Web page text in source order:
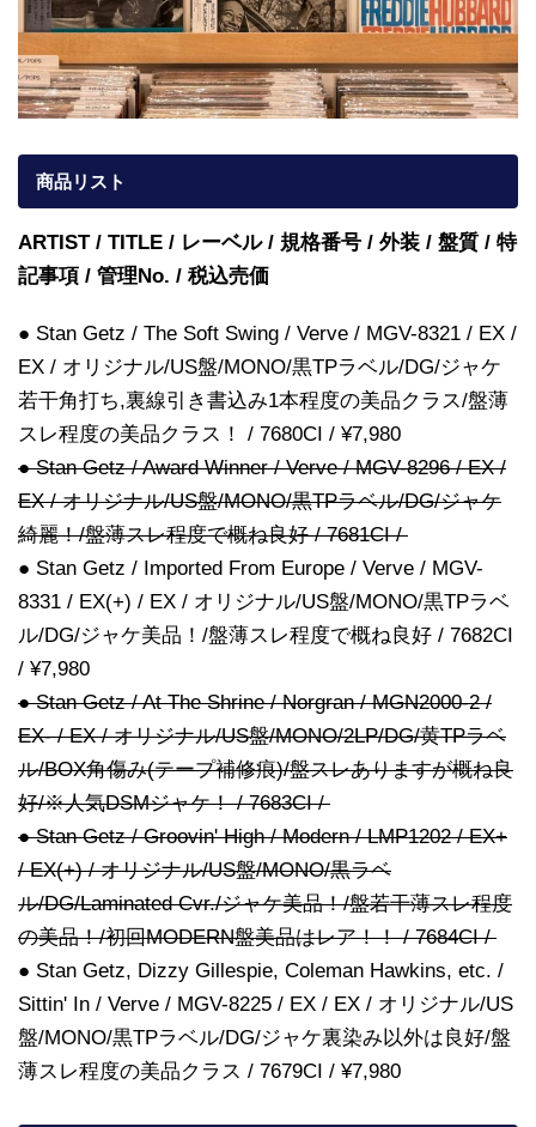
商品リスト
ARTIST / TITLE / レーベル / 規格番号 / 外装 / 盤質 / 特
記事項 / 管理No. / 税込売価
● Stan Getz / The Soft Swing / Verve / MGV-8321 / EX /
EX / オリジナル/US盤/MONO/黒TPラベル/DG/ジャケ
若干角打ち,裏線引き書込み1本程度の美品クラス/盤薄
スレ程度の美品クラス！ / 7680CI / ¥7,980
● Stan Getz / Award Winner / Verve / MGV-8296 / EX /
EX / オリジナル/US盤/MONO/黒TPラベル/DG/ジャケ
綺麗！/盤薄スレ程度で概ね良好 / 7681CI /
● Stan Getz / Imported From Europe / Verve / MGV-
8331 / EX(+) / EX / オリジナル/US盤/MONO/黒TPラベ
ル/DG/ジャケ美品！/盤薄スレ程度で概ね良好 / 7682CI
/ ¥7,980
● Stan Getz / At The Shrine / Norgran / MGN2000-2 /
EX- / EX / オリジナル/US盤/MONO/2LP/DG/黄TPラベ
ル/BOX角傷み(テープ補修痕)/盤スレありますが概ね良
好/※人気DSMジャケ！ / 7683CI /
● Stan Getz / Groovin' High / Modern / LMP1202 / EX+
/ EX(+) / オリジナル/US盤/MONO/黒ラベ
ル/DG/Laminated Cvr./ジャケ美品！/盤若干薄スレ程度
の美品！/初回MODERN盤美品はレア！！ / 7684CI /
● Stan Getz, Dizzy Gillespie, Coleman Hawkins, etc. /
Sittin' In / Verve / MGV-8225 / EX / EX / オリジナル/US
盤/MONO/黒TPラベル/DG/ジャケ裏染み以外は良好/盤
薄スレ程度の美品クラス / 7679CI / ¥7,980